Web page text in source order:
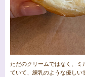
ただのクリームではなく、ミ
ていて、練乳のような優しい